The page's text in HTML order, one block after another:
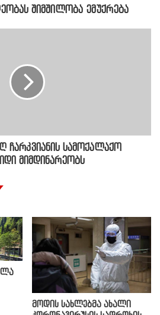
შიმშილობა ემუქრება
ჩარკვიანის სამოქალაქო
მიმდინარეობს
მოდის სახლებმა ახალი